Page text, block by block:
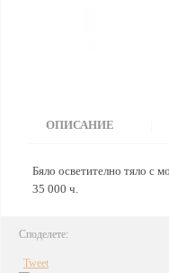
ОПИСАНИЕ
Бяло осветително тяло с
35 000 ч.
Споделете:
Tweet